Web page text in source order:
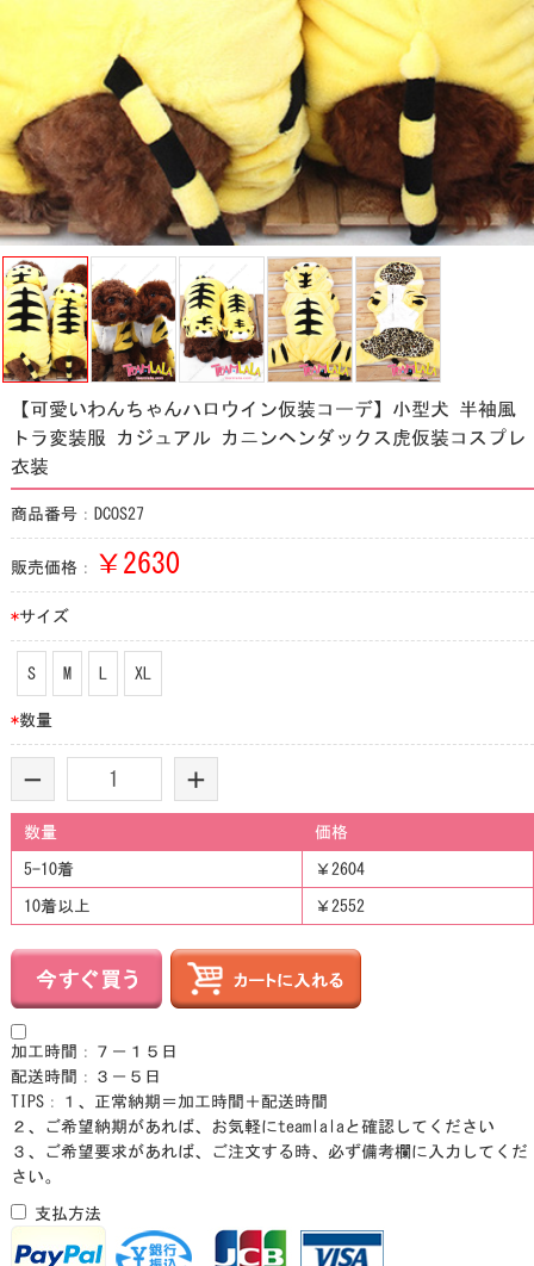
【可愛いわんちゃんハロウイン仮装コーデ】小型犬 半袖風
トラ変装服 カジュアル カニンヘンダックス虎仮装コスプレ
衣装
商品番号：DCOS27
販売価格： ￥ 2630
*サイズ
S M L XL
*数量
- +
数量 価格
5-10着 ￥2604
10着以上 ￥2552
加工時間：７－１５日
配送時間：３－５日
TIPS：１、正常納期＝加工時間＋配送時間
２、ご希望納期があれば、お気軽にteamlalaと確認してください
３、ご希望要求があれば、ご注文する時、必ず備考欄に入力してくだ
さい。
支払方法